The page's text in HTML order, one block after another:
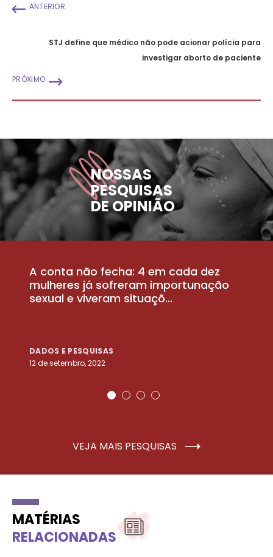
ANTERIOR
STJ define que médico não pode acionar polícia para
investigar aborto de paciente
PRÓXIMO
NOSSAS
PESQUISAS
DE OPINIÃO
A conta não fecha: 4 em cada dez
mulheres já sofreram importunação
sexual e viveram situaçõ...
DADOS E PESQUISAS
12 de setembro, 2022
VEJA MAIS PESQUISAS
MATÉRIAS
RELACIONADAS